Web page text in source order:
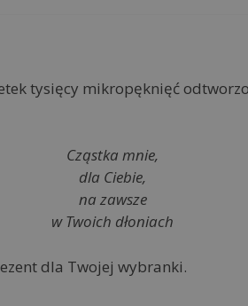
tysięcy mikropęknięć
Cząstka mnie,
dla Ciebie,
na zawsze
w Twoich dłoniach
dla Twojej wybranki.